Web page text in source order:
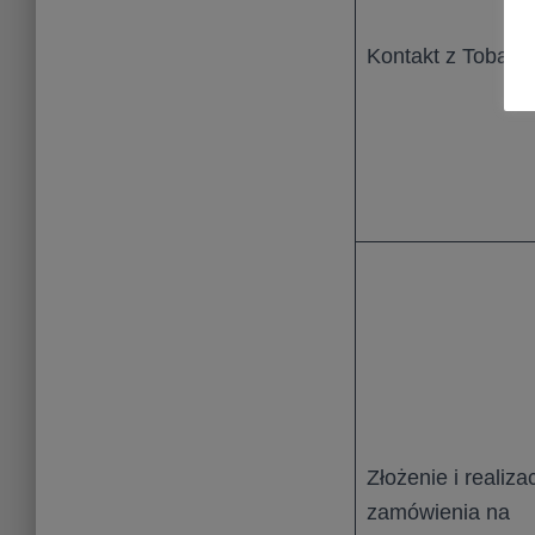
Kontakt z Tobą
Złożenie i
zamówienia na